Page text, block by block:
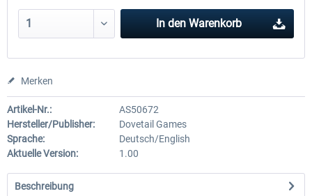
In den Warenkorb
Merken
Artikel-Nr.:
AS50672
Hersteller/Publisher:
Dovetail Games
Sprache:
Deutsch/English
Aktuelle Version:
1.00
Beschreibung